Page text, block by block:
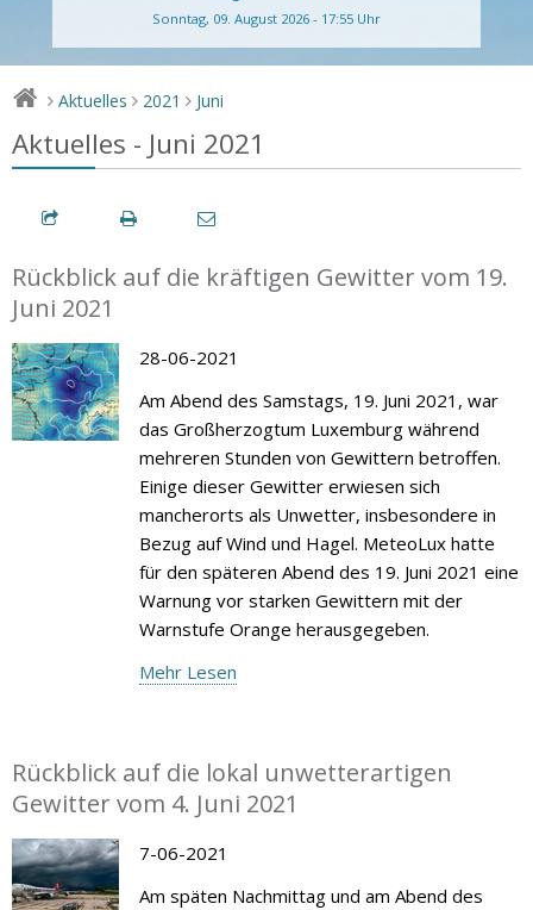
Sonntag, 09. August 2026 - 17:55 Uhr
> Aktuelles > 2021 > Juni
Aktuelles - Juni 2021
Rückblick auf die kräftigen Gewitter vom 19.
Juni 2021
28-06-2021
Am Abend des Samstags, 19. Juni 2021, war
das Großherzogtum Luxemburg während
mehreren Stunden von Gewittern betroffen.
Einige dieser Gewitter erwiesen sich
mancherorts als Unwetter, insbesondere in
Bezug auf Wind und Hagel. MeteoLux hatte
für den späteren Abend des 19. Juni 2021 eine
Warnung vor starken Gewittern mit der
Warnstufe Orange herausgegeben.
Mehr Lesen
Rückblick auf die lokal unwetterartigen
Gewitter vom 4. Juni 2021
7-06-2021
Am späten Nachmittag und am Abend des